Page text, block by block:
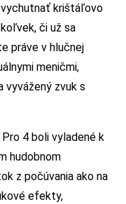
krištáľovo
či už sa
práve v hlučnej
meničmi,
vyvážený zvuk s
4 boli vyladené k
hudobnom
z počúvania ako na
efekty,